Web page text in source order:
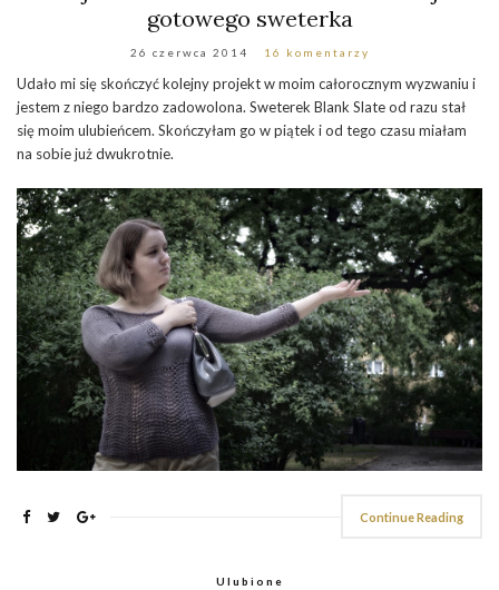
gotowego sweterka
26 czerwca 2014 16 komentarzy
Udało mi się skończyć kolejny projekt w moim całorocznym wyzwaniu i
jestem z niego bardzo zadowolona. Sweterek Blank Slate od razu stał
się moim ulubieńcem. Skończyłam go w piątek i od tego czasu miałam
na sobie już dwukrotnie.
Continue Reading
Ulubione